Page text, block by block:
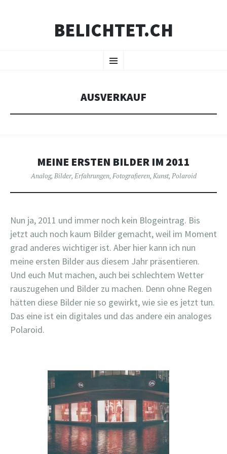
BELICHTET.CH
Menü
INHALT
AUSVERKAUF
MEINE ERSTEN BILDER IM 2011
Analog, Bilder, Erfahrungen, Fotografieren, Kunst, Polaroid
Nun ja, 2011 und immer noch kein Blogeintrag. Bis
jetzt auch noch kaum Bilder gemacht, weil im Moment
grad anderes wichtiger ist. Aber hier kann ich nun
meine ersten Bilder aus diesem Jahr präsentieren.
Und euch Mut machen, auch bei schlechtem Wetter
rauszugehen und Bilder zu machen. Denn ohne Regen
hätten diese Bilder nie so gewirkt, wie sie es jetzt tun.
Das eine ist ein digitales und das andere ein analoges
Polaroid.